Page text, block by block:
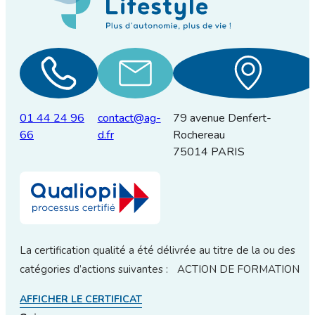
01 44 24 96
66
contact@ag-
d.fr
79 avenue Denfert-
Rochereau
75014 PARIS
La certification qualité a été délivrée au titre de la ou des
catégories d’actions suivantes : ACTION DE FORMATION
AFFICHER LE CERTIFICAT